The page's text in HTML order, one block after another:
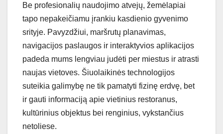
Be profesionalių naudojimo atvejų, žemėlapiai
tapo nepakeičiamu įrankiu kasdienio gyvenimo
srityje. Pavyzdžiui, maršrutų planavimas,
navigacijos paslaugos ir interaktyvios aplikacijos
padeda mums lengviau judėti per miestus ir atrasti
naujas vietoves. Šiuolaikinės technologijos
suteikia galimybę ne tik pamatyti fizinę erdvę, bet
ir gauti informaciją apie vietinius restoranus,
kultūrinius objektus bei renginius, vykstančius
netoliese.